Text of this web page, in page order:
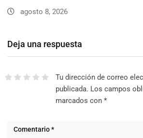
agosto 8, 2026
Deja una respuesta
Tu dirección de correo
publicada. Los campos
marcados con *